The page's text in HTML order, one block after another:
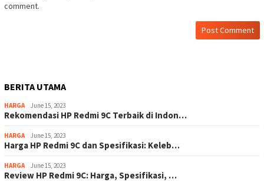
comment.
BERITA UTAMA
HARGA June 15, 2023
Rekomendasi HP Redmi 9C Terbaik di Indon…
HARGA June 15, 2023
Harga HP Redmi 9C dan Spesifikasi: Keleb…
HARGA June 15, 2023
Review HP Redmi 9C: Harga, Spesifikasi, …